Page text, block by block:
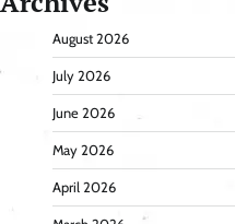
August 2026
July 2026
June 2026
May 2026
April 2026